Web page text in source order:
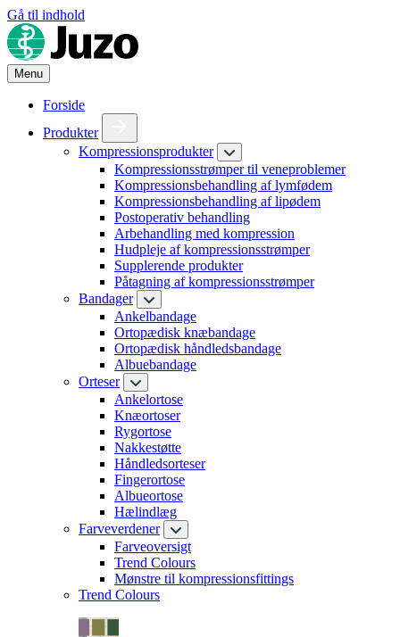
Gå til indhold
Menu
Forside
Produkter
Kompressionsprodukter
Kompressionsstrømper til veneproblemer
Kompressionsbehandling af lymfødem
Kompressionsbehandling af lipødem
Postoperativ behandling
Arbehandling med kompression
Hudpleje af kompressionsstrømper
Supplerende produkter
Påtagning af kompressionsstrømper
Bandager
Ankelbandage
Ortopædisk knæbandage
Ortopædisk håndledsbandage
Albuebandage
Orteser
Ankelortose
Knæortoser
Rygortose
Nakkestøtte
Håndledsorteser
Fingerortose
Albueortose
Hælindlæg
Farveverdener
Farveoversigt
Trend Colours
Mønstre til kompressionsfittings
Trend Colours